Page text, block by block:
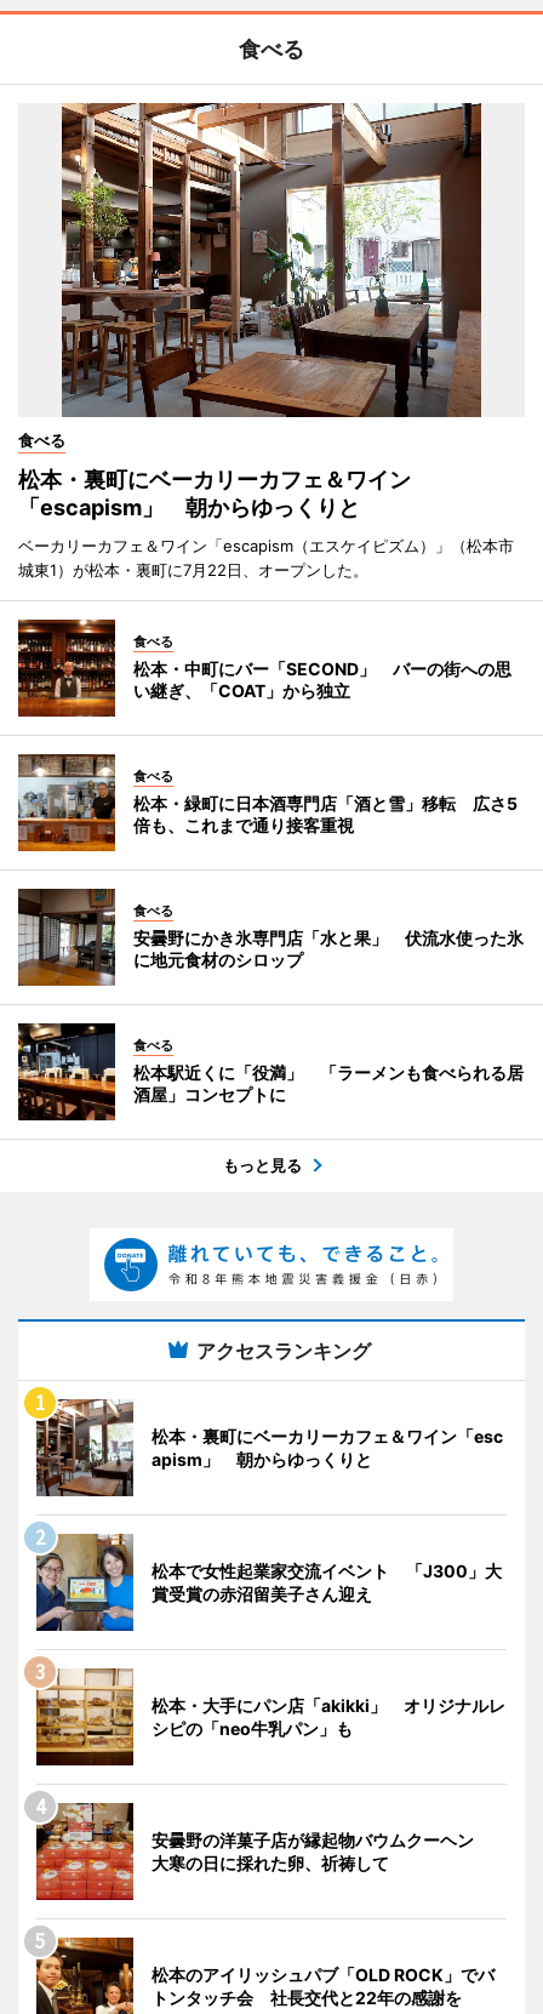
食べる
食べる
松本・裏町にベーカリーカフェ＆ワイン
「escapism」 朝からゆっくりと
ベーカリーカフェ＆ワイン「escapism（エスケイピズム）」（松本市
城東1）が松本・裏町に7月22日、オープンした。
食べる
松本・中町にバー「SECOND」 バーの街への思
い継ぎ、「COAT」から独立
食べる
松本・緑町に日本酒専門店「酒と雪」移転 広さ5
倍も、これまで通り接客重視
食べる
安曇野にかき氷専門店「水と果」 伏流水使った氷
に地元食材のシロップ
食べる
松本駅近くに「役満」 「ラーメンも食べられる居
酒屋」コンセプトに
もっと見る
アクセスランキング
松本・裏町にベーカリーカフェ＆ワイン「esc
apism」 朝からゆっくりと
松本で女性起業家交流イベント 「J300」大
賞受賞の赤沼留美子さん迎え
松本・大手にパン店「akikki」 オリジナルレ
シピの「neo牛乳パン」も
安曇野の洋菓子店が縁起物バウムクーヘン
大寒の日に採れた卵、祈祷して
松本のアイリッシュパブ「OLD ROCK」でバ
トンタッチ会 社長交代と22年の感謝を